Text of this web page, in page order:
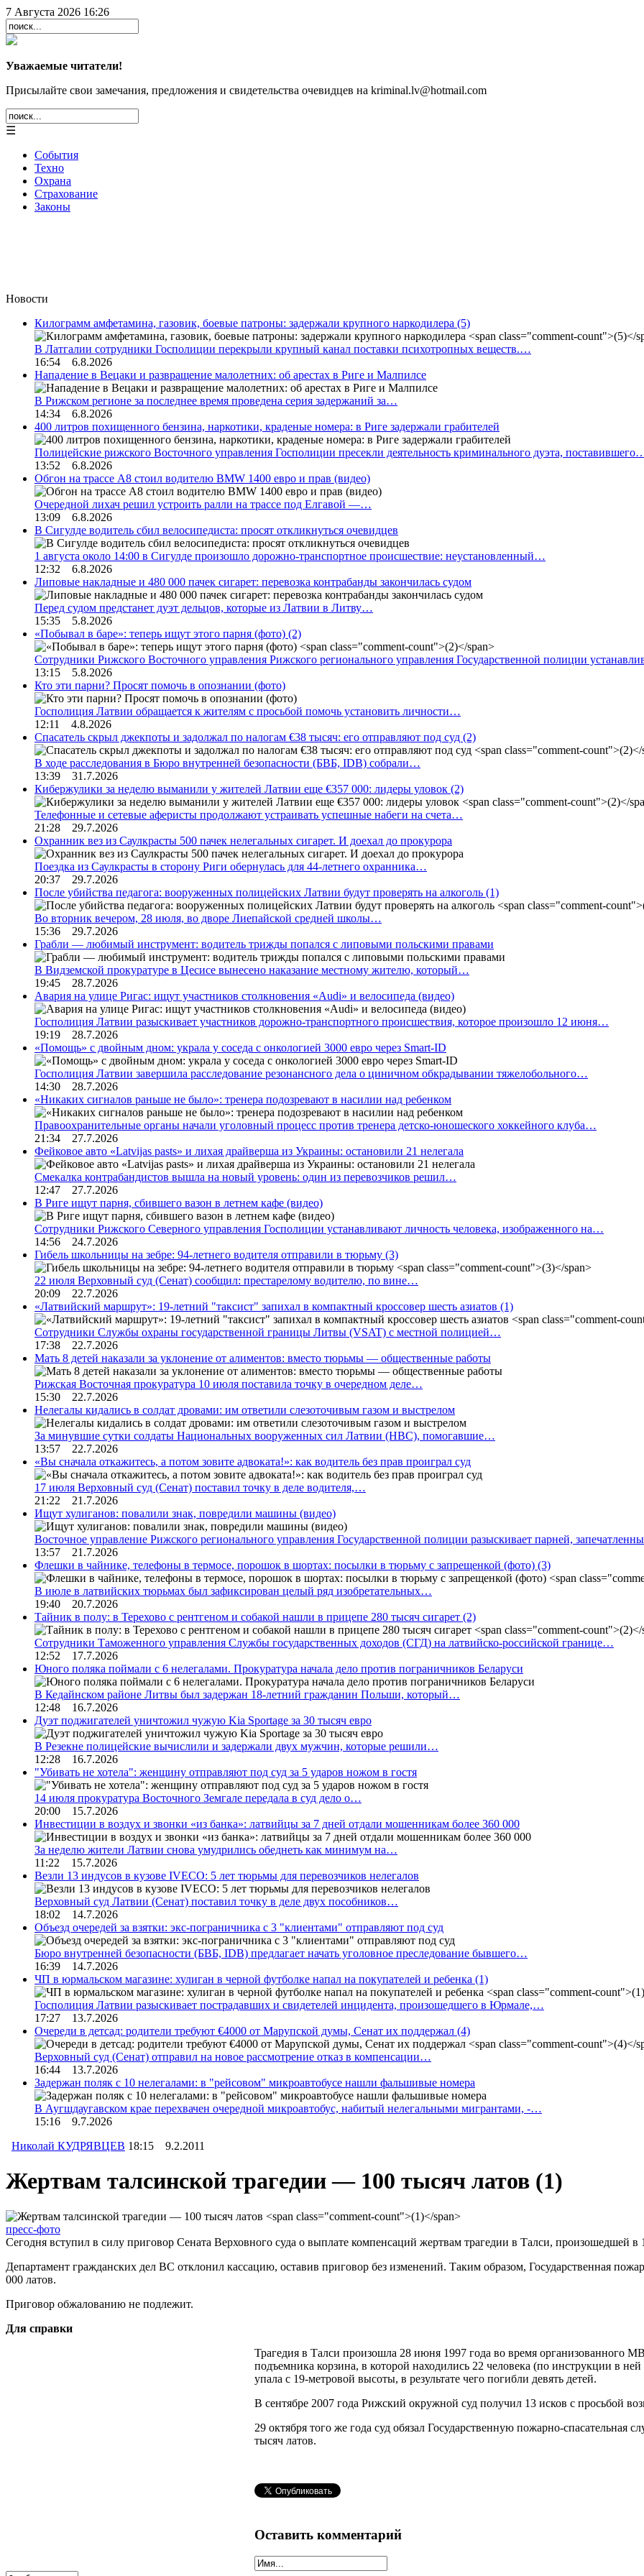
7 Августа 2026 16:26
Уважаемые читатели!
Присылайте свои замечания, предложения и свидетельства очевидцев на kriminal.lv@hotmail.com
☰
События
Техно
Охрана
Страхование
Законы
Новости
Килограмм амфетамина, газовик, боевые патроны: задержали крупного наркодилера (5)
В Латгалии сотрудники Госполиции перекрыли крупный канал поставки психотропных веществ.…
16:54 6.8.2026
Нападение в Вецаки и развращение малолетних: об арестах в Риге и Малпилсе
В Рижском регионе за последнее время проведена серия задержаний за…
14:34 6.8.2026
400 литров похищенного бензина, наркотики, краденые номера: в Риге задержали грабителей
Полицейские рижского Восточного управления Госполиции пресекли деятельность криминального дуэта,
13:52 6.8.2026
Обгон на трассе А8 стоил водителю BMW 1400 евро и прав (видео)
Очередной лихач решил устроить ралли на трассе под Елгавой —…
13:09 6.8.2026
В Сигулде водитель сбил велосипедиста: просят откликнуться очевидцев
1 августа около 14:00 в Сигулде произошло дорожно-транспортное происшествие: неустановленный…
12:32 6.8.2026
Липовые накладные и 480 000 пачек сигарет: перевозка контрабанды закончилась судом
Перед судом предстанет дуэт дельцов, которые из Латвии в Литву…
15:35 5.8.2026
«Побывал в баре»: теперь ищут этого парня (фото) (2)
Сотрудники Рижского Восточного управления Рижского регионального управления Государственной полиции
13:15 5.8.2026
Кто эти парни? Просят помочь в опознании (фото)
Госполиция Латвии обращается к жителям с просьбой помочь установить личности…
12:11 4.8.2026
Спасатель скрыл джекпоты и задолжал по налогам €38 тысяч: его отправляют под суд (2)
В ходе расследования в Бюро внутренней безопасности (БВБ, IDB) собрали…
13:39 31.7.2026
Кибержулики за неделю выманили у жителей Латвии еще €357 000: лидеры уловок (2)
Телефонные и сетевые аферисты продолжают устраивать успешные набеги на счета…
21:28 29.7.2026
Охранник вез из Саулкрасты 500 пачек нелегальных сигарет. И доехал до прокурора
Поездка из Саулкрасты в сторону Риги обернулась для 44-летнего охранника…
20:37 29.7.2026
После убийства педагога: вооруженных полицейских Латвии будут проверять на алкоголь (1)
Во вторник вечером, 28 июля, во дворе Лиепайской средней школы…
15:36 29.7.2026
Грабли — любимый инструмент: водитель трижды попался с липовыми польскими правами
В Видземской прокуратуре в Цесисе вынесено наказание местному жителю, который…
19:45 28.7.2026
Авария на улице Ригас: ищут участников столкновения «Audi» и велосипеда (видео)
Госполиция Латвии разыскивает участников дорожно-транспортного происшествия, которое произошло 12 июня…
19:19 28.7.2026
«Помощь» с двойным дном: украла у соседа с онкологией 3000 евро через Smart-ID
Госполиция Латвии завершила расследование резонансного дела о циничном обкрадывании тяжелобольного…
14:30 28.7.2026
«Никаких сигналов раньше не было»: тренера подозревают в насилии над ребенком
Правоохранительные органы начали уголовный процесс против тренера детско-юношеского хоккейного клуба…
21:34 27.7.2026
Фейковое авто «Latvijas pasts» и лихая драйверша из Украины: остановили 21 нелегала
Смекалка контрабандистов вышла на новый уровень: один из перевозчиков решил…
12:47 27.7.2026
В Риге ищут парня, сбившего вазон в летнем кафе (видео)
Сотрудники Рижского Северного управления Госполиции устанавливают личность человека, изображенного на…
14:56 24.7.2026
Гибель школьницы на зебре: 94-летнего водителя отправили в тюрьму (3)
22 июля Верховный суд (Сенат) сообщил: престарелому водителю, по вине…
20:09 22.7.2026
«Латвийский маршрут»: 19-летний "таксист" запихал в компактный кроссовер шесть азиатов (1)
Сотрудники Службы охраны государственной границы Литвы (VSAT) с местной полицией…
17:38 22.7.2026
Мать 8 детей наказали за уклонение от алиментов: вместо тюрьмы — общественные работы
Рижская Восточная прокуратура 10 июля поставила точку в очередном деле…
15:30 22.7.2026
Нелегалы кидались в солдат дровами: им ответили слезоточивым газом и выстрелом
За минувшие сутки солдаты Национальных вооруженных сил Латвии (НВС), помогавшие…
13:57 22.7.2026
«Вы сначала откажитесь, а потом зовите адвоката!»: как водитель без прав проиграл суд
17 июля Верховный суд (Сенат) поставил точку в деле водителя,…
21:22 21.7.2026
Ищут хулиганов: повалили знак, повредили машины (видео)
Восточное управление Рижского регионального управления Государственной полиции разыскивает парней,
13:57 21.7.2026
Флешки в чайнике, телефоны в термосе, порошок в шортах: посылки в тюрьму с запрещенкой (фото) (3)
В июле в латвийских тюрьмах был зафиксирован целый ряд изобретательных…
19:40 20.7.2026
Тайник в полу: в Терехово с рентгеном и собакой нашли в прицепе 280 тысяч сигарет (2)
Сотрудники Таможенного управления Службы государственных доходов (СГД) на латвийско-российской границе…
12:52 17.7.2026
Юного поляка поймали с 6 нелегалами. Прокуратура начала дело против пограничников Беларуси
В Кедайнском районе Литвы был задержан 18-летний гражданин Польши, который…
12:48 16.7.2026
Дуэт поджигателей уничтожил чужую Kia Sportage за 30 тысяч евро
В Резекне полицейские вычислили и задержали двух мужчин, которые решили…
12:28 16.7.2026
"Убивать не хотела": женщину отправляют под суд за 5 ударов ножом в гостя
14 июля прокуратура Восточного Земгале передала в суд дело о…
20:00 15.7.2026
Инвестиции в воздух и звонки «из банка»: латвийцы за 7 дней отдали мошенникам более 360 000
За неделю жители Латвии снова умудрились обеднеть как минимум на…
11:22 15.7.2026
Везли 13 индусов в кузове IVECO: 5 лет тюрьмы для перевозчиков нелегалов
Верховный суд Латвии (Сенат) поставил точку в деле двух пособников…
18:02 14.7.2026
Объезд очередей за взятки: экс-пограничника с 3 "клиентами" отправляют под суд
Бюро внутренней безопасности (БВБ, IDB) предлагает начать уголовное преследование бывшего…
16:39 14.7.2026
ЧП в юрмальском магазине: хулиган в черной футболке напал на покупателей и ребенка (1)
Госполиция Латвии разыскивает пострадавших и свидетелей инцидента, произошедшего в Юрмале,…
17:27 13.7.2026
Очереди в детсад: родители требуют €4000 от Марупской думы, Сенат их поддержал (4)
Верховный суд (Сенат) отправил на новое рассмотрение отказ в компенсации…
16:44 13.7.2026
Задержан поляк с 10 нелегалами: в "рейсовом" микроавтобусе нашли фальшивые номера
В Аугшдаугавском крае перехвачен очередной микроавтобус, набитый нелегальными мигрантами, -…
15:16 9.7.2026
Николай КУДРЯВЦЕВ 18:15 9.2.2011
Жертвам талсинской трагедии — 100 тысяч латов (1)
пресс-фото
Сегодня вступил в силу приговор Сената Верховного суда о выплате компенсаций жертвам трагедии в Талси, произошедшей в
Департамент гражданских дел ВС отклонил кассацию, оставив приговор без изменений. Таким образом, Государственная
000 латов.
Приговор обжалованию не подлежит.
Для справки
Трагедия в Талси произошла 28 июня 1997 года во время организованного
подъемника корзина, в которой находились 22 человека (по инструкции в
упала с 19-метровой высоты, в результате чего погибли девять детей.
В сентябре 2007 года Рижский окружной суд получил 13 исков с просьбой
29 октября того же года суд обязал Государственную пожарно-спасательная
тысяч латов.
Оставить комментарий